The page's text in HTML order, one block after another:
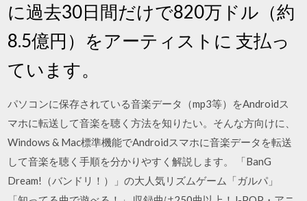
に過去30日間だけで820万ドル（約
8.5億円）をアーティストに 支払っ
ています。
パソコンに保存されている音楽データ（mp3等）をAndroidス
マホに転送して音楽を聴く方法を知りたい。そんな方向けに、
Windows & Mac標準機能でAndroidスマホに音楽データを転送
して音楽を聴く手順を分かりやすく解説します。 「BanG
Dream!（バンドリ！）」の大人気リズムゲーム「ガルパ」